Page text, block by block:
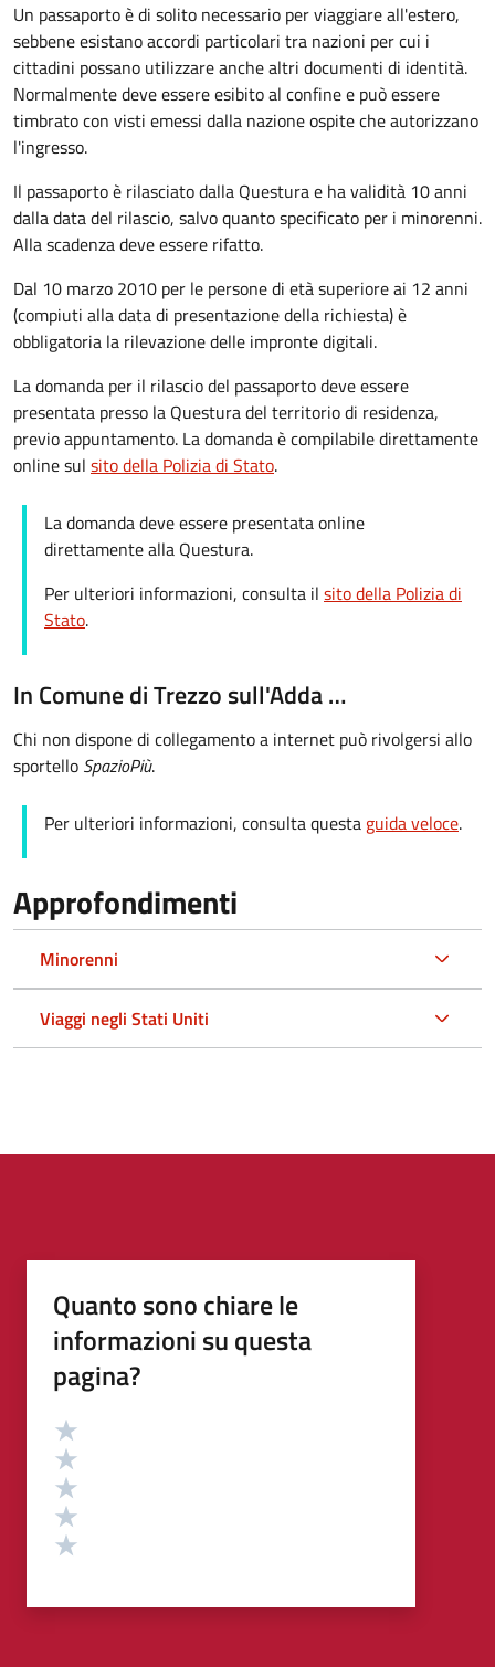
Un passaporto è di solito necessario per viaggiare all'estero,
sebbene esistano accordi particolari tra nazioni per cui i
cittadini possano utilizzare anche altri documenti di identità.
Normalmente deve essere esibito al confine e può essere
timbrato con visti emessi dalla nazione ospite che autorizzano
l'ingresso.
Il passaporto è rilasciato dalla Questura e ha validità 10 anni
dalla data del rilascio, salvo quanto specificato per i minorenni.
Alla scadenza deve essere rifatto.
Dal 10 marzo 2010 per le persone di età superiore ai 12 anni
(compiuti alla data di presentazione della richiesta) è
obbligatoria la rilevazione delle impronte digitali.
La domanda per il rilascio del passaporto deve essere
presentata presso la Questura del territorio di residenza,
previo appuntamento. La domanda è compilabile direttamente
online sul sito della Polizia di Stato.
La domanda deve essere presentata online
direttamente alla Questura.
Per ulteriori informazioni, consulta il sito della Polizia di
Stato.
In Comune di Trezzo sull'Adda …
Chi non dispone di collegamento a internet può rivolgersi allo
sportello SpazioPiù.
Per ulteriori informazioni, consulta questa guida veloce.
Approfondimenti
Minorenni
Viaggi negli Stati Uniti
Quanto sono chiare le
informazioni su questa
pagina?
Valutazione